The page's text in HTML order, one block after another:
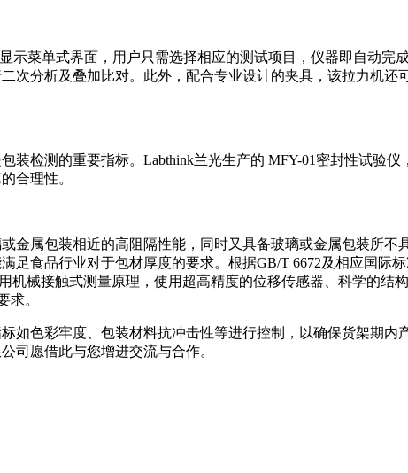
菜单式界面，用户只需选择相应的测试项目，仪器即自动完
次分析及叠加比对。此外，配合专业设计的夹具，该拉力机还
检测的重要指标。Labthink兰光生产的 MFY-01密封性试验
合理性。
金属包装相近的高阻隔性能，同时又具备玻璃或金属包装所不
食品行业对于包材厚度的要求。根据GB/T 6672及相应国际
械接触式测量原理，使用超高精度的位移传感器、科学的结
求。
如色彩牢度、包装材料抗冲击性等进行控制，以确保货架期内
司愿借此与您增进交流与合作。